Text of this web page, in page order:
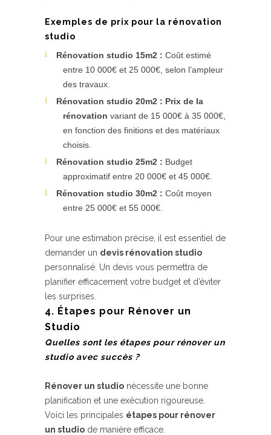
Exemples de prix pour la rénovation
studio
Rénovation studio 15m2 : Coût estimé
entre 10 000€ et 25 000€, selon l’ampleur
des travaux.
Rénovation studio 20m2 : Prix de la
rénovation variant de 15 000€ à 35 000€,
en fonction des finitions et des matériaux
choisis.
Rénovation studio 25m2 : Budget
approximatif entre 20 000€ et 45 000€.
Rénovation studio 30m2 : Coût moyen
entre 25 000€ et 55 000€.
Pour une estimation précise, il est essentiel de
demander un devis rénovation studio
personnalisé. Un devis vous permettra de
planifier efficacement votre budget et d’éviter
les surprises.
4. Étapes pour Rénover un
Studio
Quelles sont les étapes pour rénover un
studio avec succès ?
Rénover un studio nécessite une bonne
planification et une exécution rigoureuse.
Voici les principales étapes pour rénover
un studio de manière efficace.